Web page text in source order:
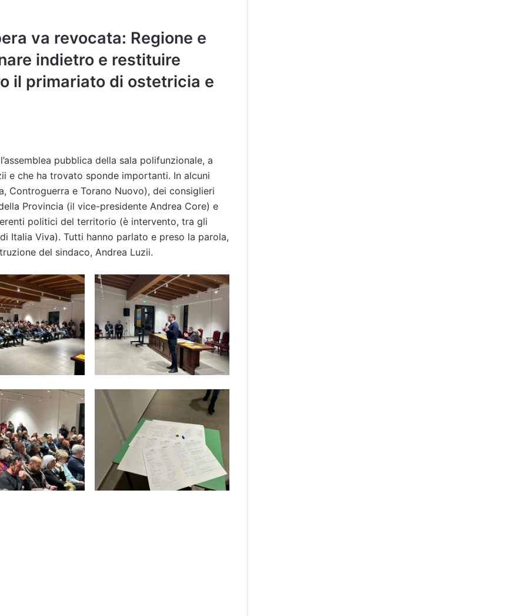
va revocata: Regione e
indietro e restituire
il primariato di ostetricia e
pubblica della sala polifunzionale, a
e che ha trovato sponde importanti. In alcuni
Controguerra e Torano Nuovo), dei consiglieri
Provincia (il vice-presidente Andrea Core) e
politici del territorio (è intervento, tra gli
Italia Viva). Tutti hanno parlato e preso la parola,
del sindaco, Andrea Luzii.